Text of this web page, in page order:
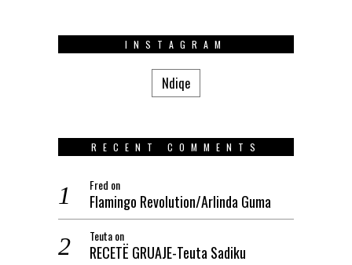
INSTAGRAM
Ndiqe
RECENT COMMENTS
Fred on
Flamingo Revolution/Arlinda Guma
Teutaon
RECETË GRUAJE-Teuta Sadiku